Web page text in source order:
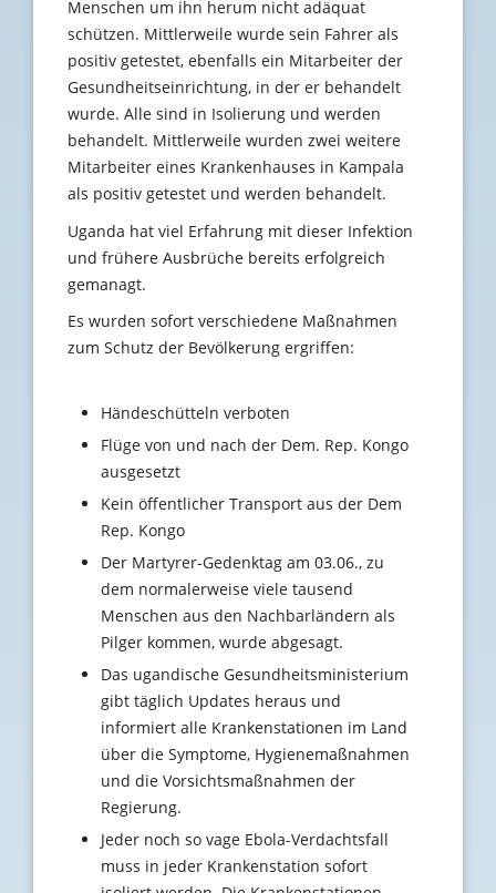
Menschen um ihn herum nicht adäquat
schützen. Mittlerweile wurde sein Fahrer als
positiv getestet, ebenfalls ein Mitarbeiter der
Gesundheitseinrichtung, in der er behandelt
wurde. Alle sind in Isolierung und werden
behandelt. Mittlerweile wurden zwei weitere
Mitarbeiter eines Krankenhauses in Kampala
als positiv getestet und werden behandelt.
Uganda hat viel Erfahrung mit dieser Infektion
und frühere Ausbrüche bereits erfolgreich
gemanagt.
Es wurden sofort verschiedene Maßnahmen
zum Schutz der Bevölkerung ergriffen:
Händeschütteln verboten
Flüge von und nach der Dem. Rep. Kongo
ausgesetzt
Kein öffentlicher Transport aus der Dem
Rep. Kongo
Der Martyrer-Gedenktag am 03.06., zu
dem normalerweise viele tausend
Menschen aus den Nachbarländern als
Pilger kommen, wurde abgesagt.
Das ugandische Gesundheitsministerium
gibt täglich Updates heraus und
informiert alle Krankenstationen im Land
über die Symptome, Hygienemaßnahmen
und die Vorsichtsmaßnahmen der
Regierung.
Jeder noch so vage Ebola-Verdachtsfall
muss in jeder Krankenstation sofort